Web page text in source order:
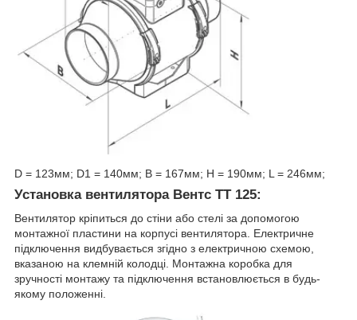
D = 123мм; D1 = 140мм; B = 167мм; H = 190мм; L = 246мм;
Установка вентилятора Вентс ТТ 125:
Вентилятор кріпиться до стіни або стелі за допомогою
монтажної пластини на корпусі вентилятора. Електричне
підключення видбувається згідно з електричною схемою,
вказаною на клемній колодці. Монтажна коробка для
зручності монтажу та підключення встановлюється в будь-
якому положенні.